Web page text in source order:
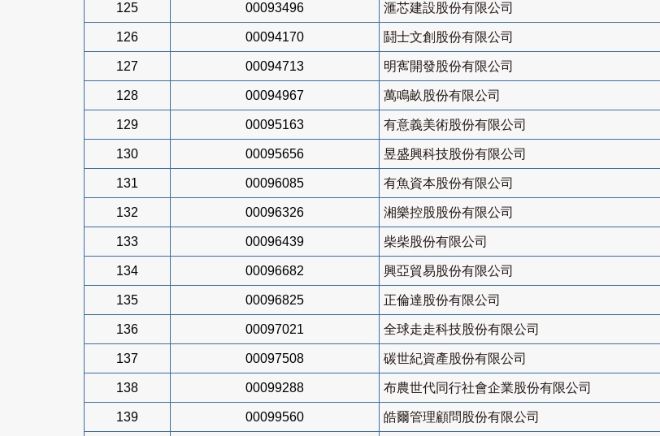
125 00093496 滙芯建設股份有限公司
126 00094170 鬪士文創股份有限公司
127 00094713 明寯開發股份有限公司
128 00094967 萬鳴畝股份有限公司
129 00095163 有意義美術股份有限公司
130 00095656 昱盛興科技股份有限公司
131 00096085 有魚資本股份有限公司
132 00096326 湘樂控股股份有限公司
133 00096439 柴柴股份有限公司
134 00096682 興亞貿易股份有限公司
135 00096825 正倫達股份有限公司
136 00097021 全球走走科技股份有限公司
137 00097508 碳世紀資產股份有限公司
138 00099288 布農世代同行社會企業股份有限公司
139 00099560 皓爾管理顧問股份有限公司